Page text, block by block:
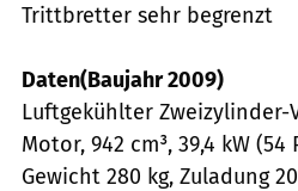
Trittbretter sehr begrenzt
Daten(Baujahr 2009)
Luftgekühlter Zweizylinder-
Motor, 942 cm³, 39,4 kW
Gewicht 280 kg, Zuladung